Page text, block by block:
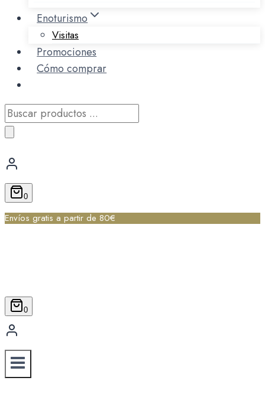
Enoturismo
Visitas
Promociones
Cómo comprar
Búsqueda
de
0
Envíos gratis a partir de 80€
0